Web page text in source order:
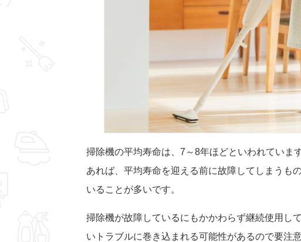
掃除機の平均寿命は、7～8年ほどといわれていま
あれば、平均寿命を迎える前に故障してしまうも
いることが多いです。
掃除機が故障しているにもかかわらず継続使用し
いトラブルに巻き込まれる可能性があるので要注